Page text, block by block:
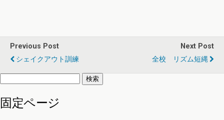
Previous Post
シェイクアウト訓練
Next Post
全校 リズム短縄
検
固定ページ